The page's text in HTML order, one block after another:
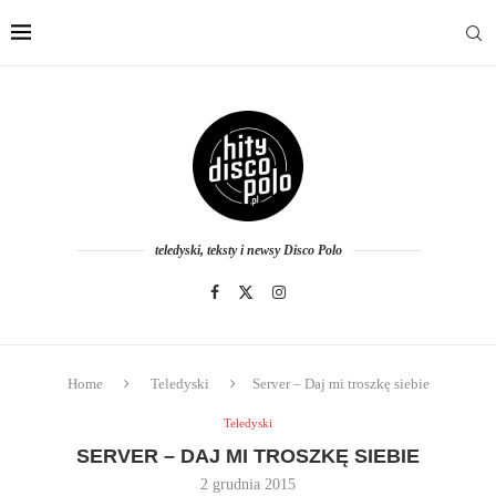
teledyski, teksty i newsy Disco Polo
Home Teledyski Server – Daj mi troszkę siebie
Teledyski
SERVER – DAJ MI TROSZKĘ SIEBIE
2 grudnia 2015